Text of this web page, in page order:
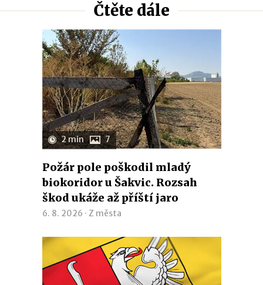
Čtěte dále
2 min 7
Požár pole poškodil mladý
biokoridor u Šakvic. Rozsah
škod ukáže až příští jaro
6. 8. 2026 · Z města